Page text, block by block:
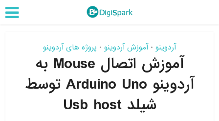
آردوینو • آموزش آردوینو • پروژه های آردوینو
آموزش اتصال Mouse به
آردوینو Arduino Uno توسط
شیلد Usb host